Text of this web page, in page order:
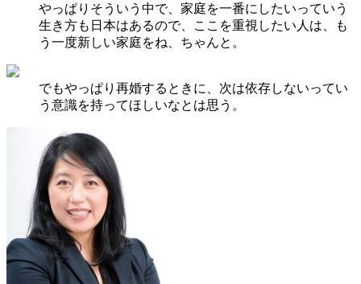
やっぱりそういう中で、家庭を一番にしたいっていう
生き方も日本はあるので、ここを重視したい人は、も
う一度新しい家庭をね、ちゃんと。
でもやっぱり再婚するときに、次は依存しないってい
う意識を持ってほしいなとは思う。